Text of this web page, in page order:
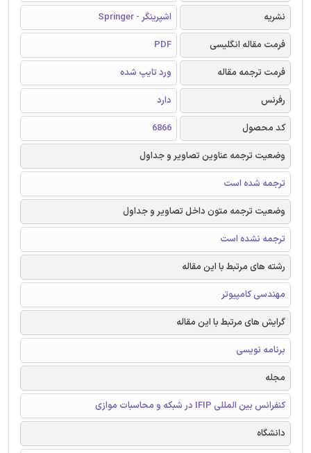
نشریه
اشپرینگر - Springer
فرمت مقاله انگلیسی
PDF
فرمت ترجمه مقاله
ورد تایپ شده
رفرنس
دارد
کد محصول
6866
وضعیت ترجمه عناوین تصاویر و جداول
ترجمه شده است
وضعیت ترجمه متون داخل تصاویر و جداول
ترجمه نشده است
رشته های مرتبط با این مقاله
مهندسی کامپیوتر
گرایش های مرتبط با این مقاله
برنامه نویسی
مجله
کنفرانس بین المللی IFIP در شبکه و محاسبات موازی
دانشگاه